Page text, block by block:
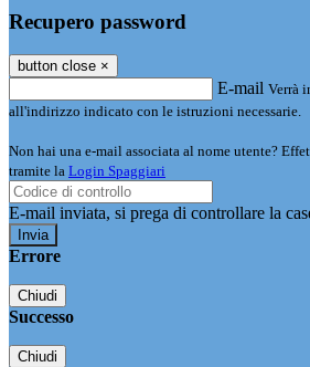
Recupero password
button close ×
E-mail Verrà
all'indirizzo indicato con le istruzioni necessarie.
Non hai una e-mail associata al nome utente?
tramite la Login Spaggiari
E-mail inviata, si prega di controllare la
Errore
Chiudi
Successo
Chiudi